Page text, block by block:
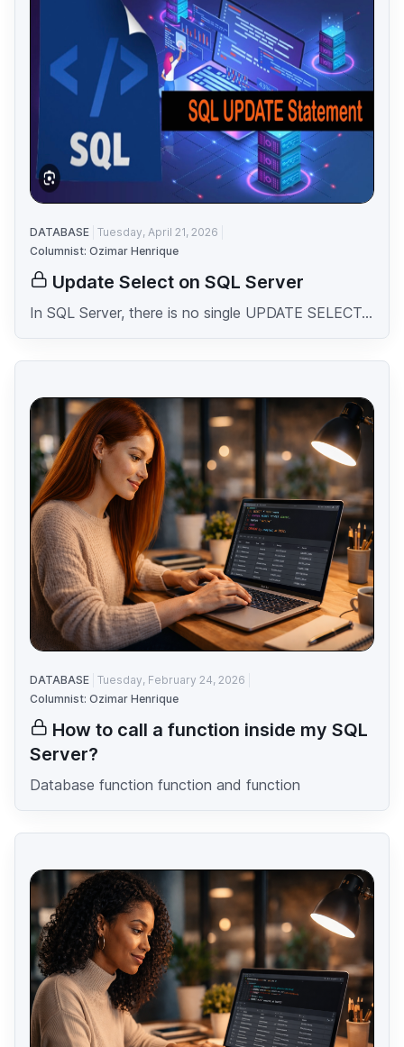
DATABASE Tuesday, April 21, 2026
Columnist: Ozimar Henrique
Update Select on SQL Server
In SQL Server, there is no single UPDATE SELECT...
DATABASE Tuesday, February 24, 2026
Columnist: Ozimar Henrique
How to call a function inside my SQL
Server?
Database function function and function